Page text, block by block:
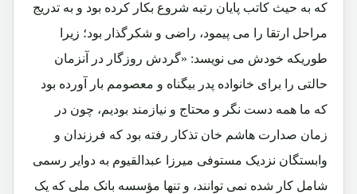
که به حیث کاتب پایان رتبه شروع بکار کرده بود و به تدریج
مراحل ارتقا را می پیمود، راضی و شکرگذار بود؛ زیرا
طوریکه خودش می نویسد: «گردش روزگار در آنزمان
حالتی را برای خانواده پدر بیگناه و معصومم بار آورده بود
که ما همه دست نگر و محتاج و نیازمند بودیم، چون در
زمان صدارت هاشم خان تذکار رفته بود که فرزندان و
وابستگان نزدیک مستوفی میرزا عبدالقیوم به دوایر رسمی
شامل کار شده نمی توانند، و تنها مؤسسه بانک ملی که یک